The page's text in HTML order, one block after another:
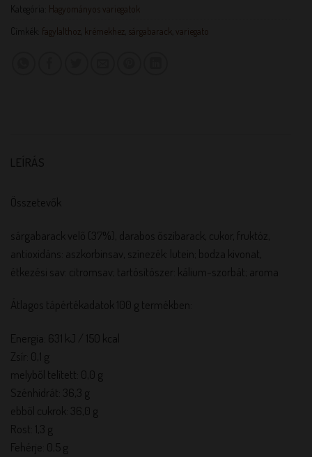
Kategória: Hagyományos variegatok
Címkék: fagylalthoz krémekhez sárgabarack variegato
LEÍRÁS
Összetevők
sárgabarack velő (37%), darabos őszibarack, cukor, fruktóz,
antioxidáns: aszkorbinsav, színezék: lutein; bodza kivonat,
étkezési sav: citromsav; tartósítószer: kálium-szorbát; aroma
Átlagos tápértékadatok 100 g termékben:
Energia: 631 kJ / 150 kcal
Zsír: 0,1 g
melyből telített: 0,0 g
Szénhidrát: 36,3 g
ebből cukrok: 36,0 g
Rost: 1,3 g
Fehérje: 0,5 g